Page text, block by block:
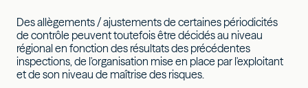
Des allègements / ajustements de certaines périodicités
de contrôle peuvent toutefois être décidés au niveau
régional en fonction des résultats des précédentes
inspections, de l'organisation mise en place par l'exploitant
et de son niveau de maîtrise des risques.